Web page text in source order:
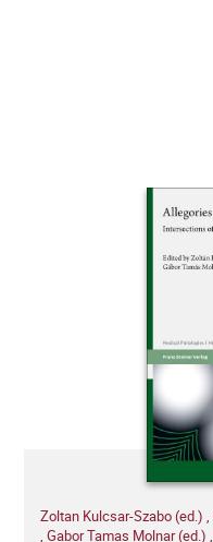
Zoltan Kulcsar-Szabo (ed.) ,
, Gabor Tamas Molnar (ed.) ,